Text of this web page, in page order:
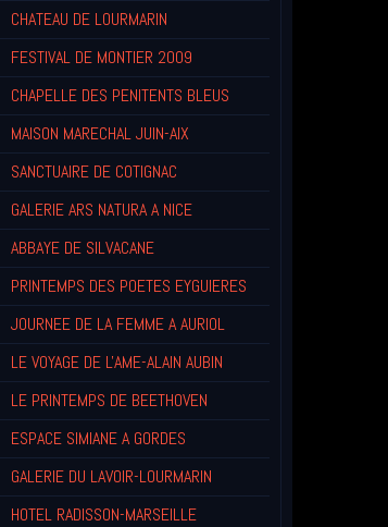
CHATEAU DE LOURMARIN
FESTIVAL DE MONTIER 2009
CHAPELLE DES PENITENTS BLEUS
MAISON MARECHAL JUIN-AIX
SANCTUAIRE DE COTIGNAC
GALERIE ARS NATURA A NICE
ABBAYE DE SILVACANE
PRINTEMPS DES POETES EYGUIERES
JOURNEE DE LA FEMME A AURIOL
LE VOYAGE DE L'AME-ALAIN AUBIN
LE PRINTEMPS DE BEETHOVEN
ESPACE SIMIANE A GORDES
GALERIE DU LAVOIR-LOURMARIN
HOTEL RADISSON-MARSEILLE